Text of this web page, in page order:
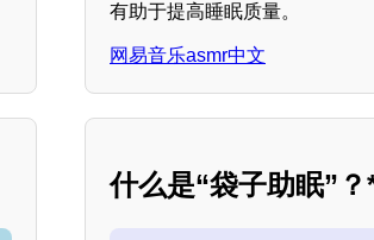
有助于提高睡眠质量。
网易音乐asmr中文
什么是“袋子助眠”？